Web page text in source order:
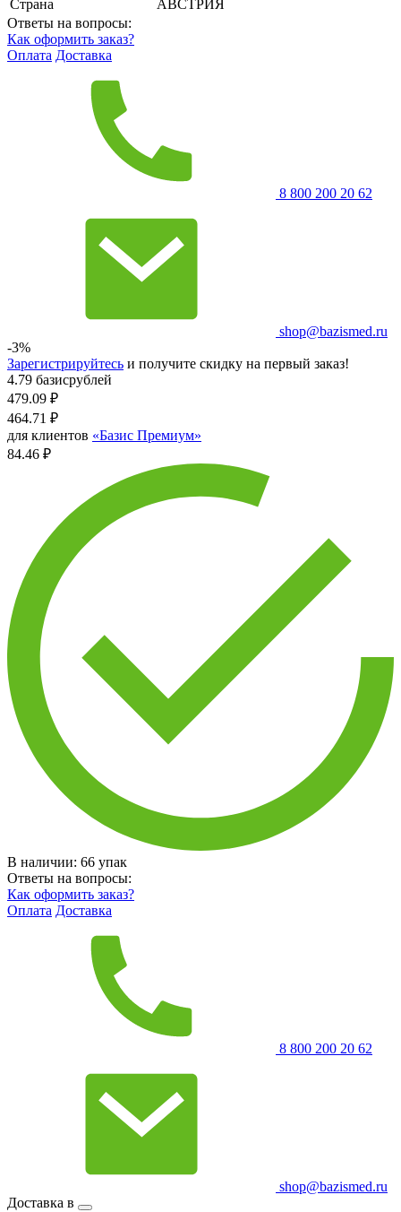
Страна
АВСТРИЯ
Ответы на вопросы:
Как оформить заказ?
Оплата Доставка
8 800 200 20 62
shop@bazismed.ru
-3%
Зарегистрируйтесь и получите скидку на первый заказ!
4.79 базисрублей
479.09 ₽
464.71 ₽
для клиентов «Базис Премиум»
84.46 ₽
В наличии: 66 упак
Ответы на вопросы:
Как оформить заказ?
Оплата Доставка
8 800 200 20 62
shop@bazismed.ru
Доставка в